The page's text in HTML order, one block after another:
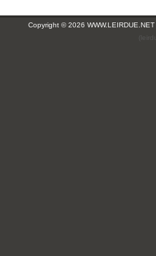
Copyright © 2026